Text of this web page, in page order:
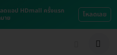
ดแอป HDmall ครั้งแรก
าย
โหลดเลย